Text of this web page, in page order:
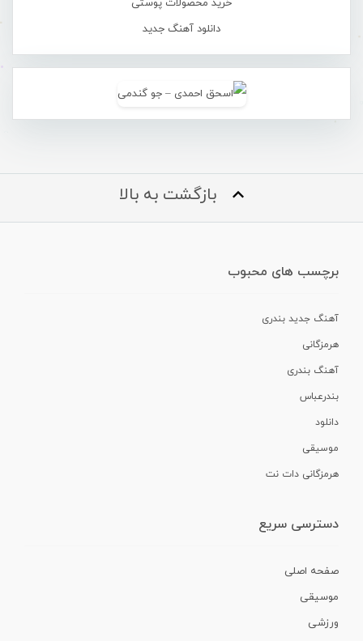
خرید محصولات پوستی
دانلود آهنگ جدید
بازگشت به بالا
برچسب های محبوب
آهنگ جدید بندری
هرمزگانی
آهنگ بندری
بندرعباس
دانلود
موسیقی
هرمزگانی دات نت
دسترسی سریع
صفحه اصلی
موسیقی
ورزشی